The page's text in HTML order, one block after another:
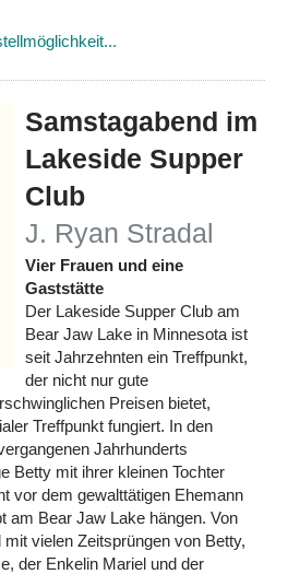
Samstagabend im
Lakeside Supper
Club
J. Ryan Stradal
Vier Frauen und eine
Gaststätte
Der Lakeside Supper Club am
Bear Jaw Lake in Minnesota ist
seit Jahrzehnten ein Treffpunkt,
der nicht nur gute
Preisen bietet,
Treffpunkt fungiert. In den
Jahrhunderts
Betty mit ihrer kleinen Tochter
vor dem gewalttätigen Ehemann
am Bear Jaw Lake hängen. Von
vielen Zeitsprüngen von Betty,
der Enkelin Mariel und der